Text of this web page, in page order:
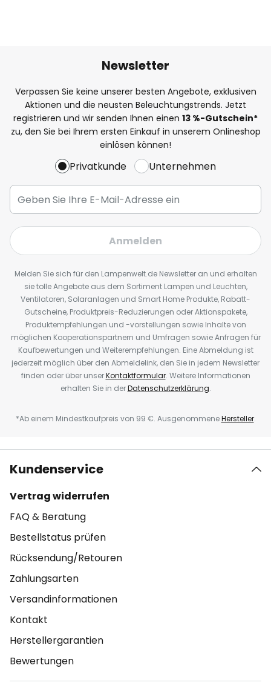
Newsletter
Verpassen Sie keine unserer besten Angebote, exklusiven
Aktionen und die neusten Beleuchtungstrends. Jetzt
registrieren und wir senden Ihnen einen 13 %-Gutschein*
zu, den Sie bei Ihrem ersten Einkauf in unserem Onlineshop
einlösen können!
Privatkunde Unternehmen
Anmelden
Melden Sie sich für den Lampenwelt.de Newsletter an und erhalten
sie tolle Angebote aus dem Sortiment Lampen und Leuchten,
Ventilatoren, Solaranlagen und Smart Home Produkte, Rabatt-
Gutscheine, Produktpreis-Reduzierungen oder Aktionspakete,
Produktempfehlungen und -vorstellungen sowie Inhalte von
möglichen Kooperationspartnern und Umfragen sowie Anfragen für
Kaufbewertungen und Weiterempfehlungen. Eine Abmeldung ist
jederzeit möglich über den Abmeldelink, den Sie in jedem Newsletter
finden oder über unserKontaktformular. Weitere Informationen
erhalten Sie in derDatenschutzerklärung.
*Ab einem Mindestkaufpreis von 99 €. AusgenommeneHersteller.
Kundenservice
Vertrag widerrufen
FAQ & Beratung
Bestellstatus prüfen
Rücksendung/Retouren
Zahlungsarten
Versandinformationen
Kontakt
Herstellergarantien
Bewertungen